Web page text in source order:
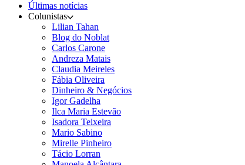
Últimas notícias
Colunistas
Lilian Tahan
Blog do Noblat
Carlos Carone
Andreza Matais
Claudia Meireles
Fábia Oliveira
Dinheiro & Negócios
Igor Gadelha
Ilca Maria Estevão
Isadora Teixeira
Mario Sabino
Mirelle Pinheiro
Tácio Lorran